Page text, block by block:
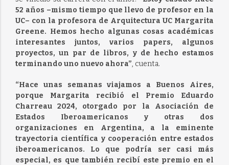
52 años –mismo tiempo que llevo de profesor en la
UC– con la profesora de Arquitectura UC Margarita
Greene. Hemos hecho algunas cosas académicas
interesantes juntos, varios papers, algunos
proyectos, un par de libros, y de hecho estamos
terminando uno nuevo ahora”, cuenta.
“Hace unas semanas viajamos a Buenos Aires,
porque Margarita recibió el Premio Eduardo
Charreau 2024, otorgado por la Asociación de
Estados Iberoamericanos y otras dos
organizaciones en Argentina, a la eminente
trayectoria científica y cooperación entre estados
iberoamericanos. Lo que podría ser casi más
especial, es que también recibí este premio en el